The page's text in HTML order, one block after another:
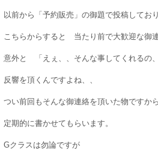
以前から「予約販売」の御題で投稿してお
こちらからすると 当たり前で大歓迎な御
意外と 「えぇ、、そんな事してくれるの
反響を頂くんですよね、、
つい前回もそんな御連絡を頂いた物ですから
定期的に書かせてもらいます。
Gクラスは勿論ですが